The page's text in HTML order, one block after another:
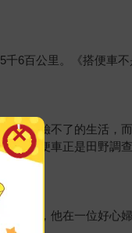
6百公里。《搭便車
團體驗不了的生活，
，搭便車正是田野調
照時，他在一位好心